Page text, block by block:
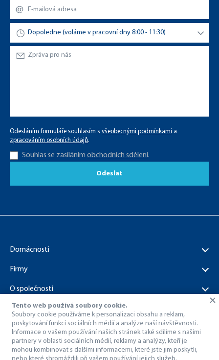
Odesláním formuláře souhlasím s všeobecnými podmínkami a
zpracováním osobních údajů.
Souhlas se zasíláním obchodních sdělení.
Odeslat
Domácnosti
Firmy
O společnosti
Dokumenty ke stažení
Tento web používá soubory cookie.
Soubory cookie používáme k personalizaci obsahu a reklam,
poskytování funkcí sociálních médií a analýze naší návštěvnosti.
Informace o vašem používání našich stránek také sdílíme s našimi
partnery v oblasti sociálních médií, reklamy a analýzy, kteří je
mohou kombinovat s dalšími informacemi, které jste jim poskytli,